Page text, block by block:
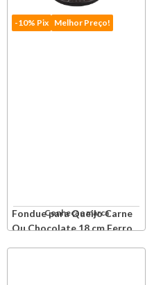
-10% Pix Melhor Preço!
Fondue para Queijo Carne
Ou Chocolate 18 cm Ferro
Conheça a marca